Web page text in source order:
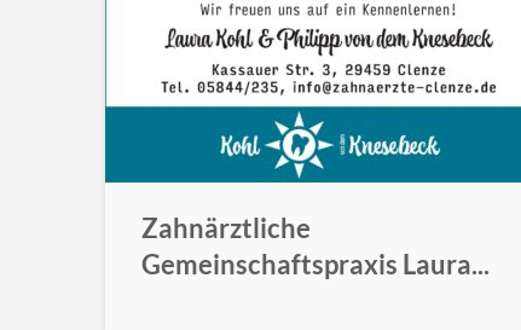
Zahnärztliche
Gemeinschaftspraxis Laura...